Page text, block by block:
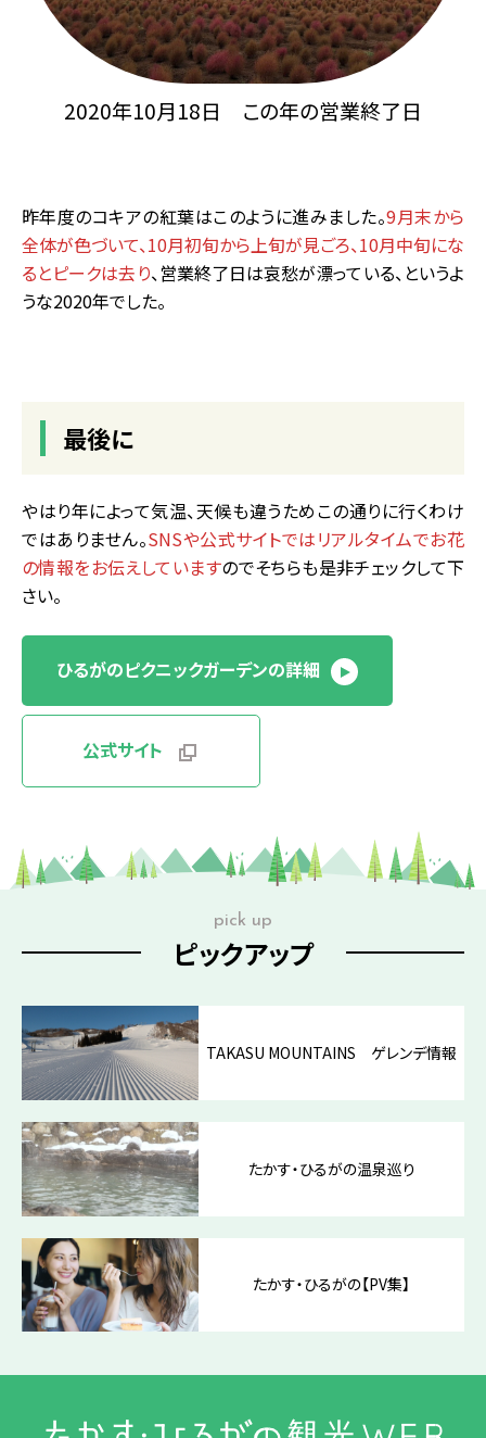
2020年10月18日 この年の営業終了日
昨年度のコキアの紅葉はこのように進みました。9月末から
全体が色づいて、10月初旬から上旬が見ごろ、10月中旬にな
るとピークは去り、営業終了日は哀愁が漂っている、というよ
うな2020年でした。
最後に
やはり年によって気温、天候も違うためこの通りに行くわけ
ではありません。SNSや公式サイトではリアルタイムでお花
の情報をお伝えしていますのでそちらも是非チェックして下
さい。
ひるがのピクニックガーデンの詳細
公式サイト
pick up
ピックアップ
TAKASU MOUNTAINS ゲレンデ情報
たかす・ひるがの温泉巡り
たかす・ひるがの【PV集】